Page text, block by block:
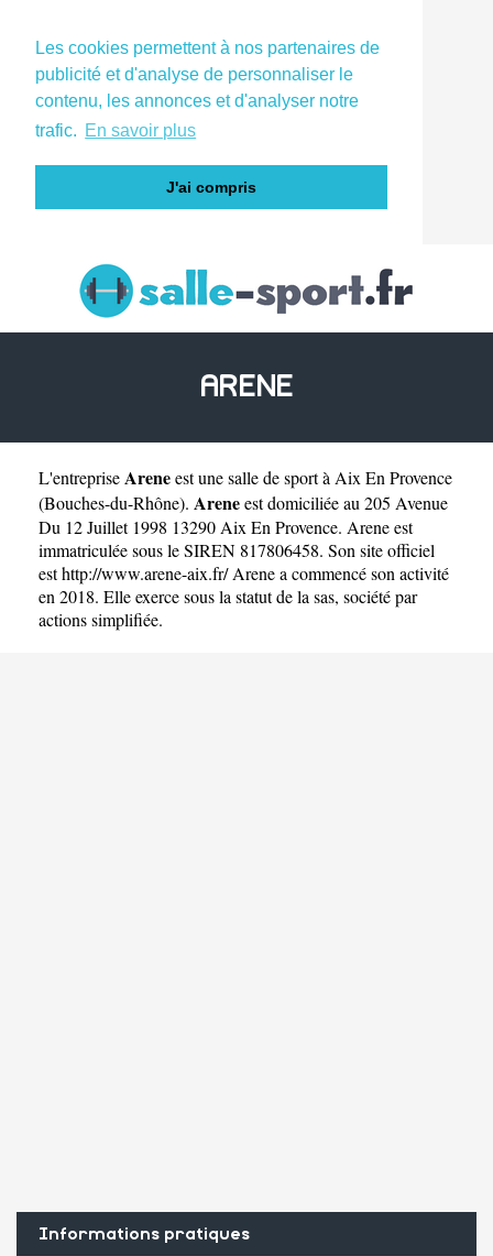
Les cookies permettent à nos partenaires de
publicité et d'analyse de personnaliser le
contenu, les annonces et d'analyser notre
trafic. En savoir plus
J'ai compris
ARENE
L'entrepriseAreneest unesalle de sport à Aix En Provence
(Bouches-du-Rhône). Areneest domiciliée au 205 Avenue
Du 12 Juillet 1998 13290 Aix En Provence. Arene est
immatriculée sous le SIREN 817806458. Son site officiel
esthttp://www.arene-aix.fr/Arene a commencé son activité
en 2018. Elle exerce sous la statut de la sas, société par
actions simplifiée.
Informations pratiques